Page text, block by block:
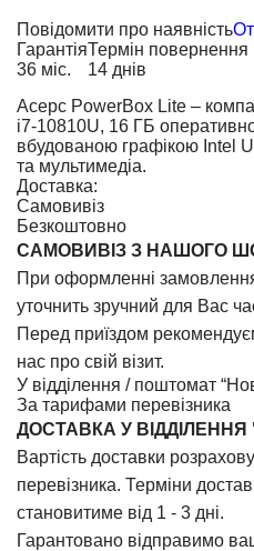
Повідомити про наявність
Гарантія
36 міс.
Термін повернення
14 днів
Acepc PowerBox Lite –
i7-10810U, 16 ГБ
вбудованою графікою Intel
та мультимедіа.
Доставка:
Самовивіз
Безкоштовно
САМОВИВІЗ З НАШОГО
При оформленні
уточнить зручний для Вас
Перед приїздом
нас про свій візит.
У відділення / поштомат
За тарифами перевізника
ДОСТАВКА У
Вартість доставки
перевізника. Терміни
становитиме від 1 - 3 дні.
Гарантовано відправимо